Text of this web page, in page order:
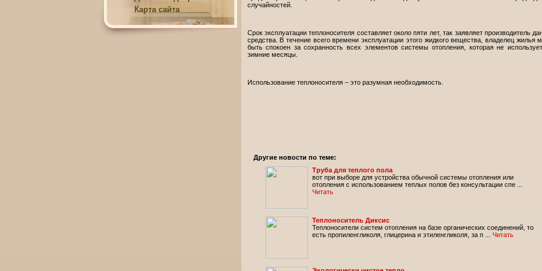
Карта сайта
случайностей.
Срок эксплуатации теплоносителя составляет около пяти лет, так заявляет производитель
средства. В течение всего времени эксплуатации этого жидкого вещества, владелец жилья
быть спокоен за сохранность всех элементов системы отопления, которая не
зимние месяцы.
Использование теплоносителя – это разумная необходимость.
Другие новости по теме:
Труба для теплого пола
вот при выборе для устройства обычной системы отопления или
отопления с использованием теплых полов без консультации спе ...
Читать
Теплоноситель Диксис
Теплоносители систем отопления на базе органических соединений, то
есть пропиленгликоля, глицерина и этиленгликоля, за п ... Читать